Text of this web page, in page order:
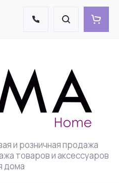
и розничная продажа
товаров и аксессуаров
дома